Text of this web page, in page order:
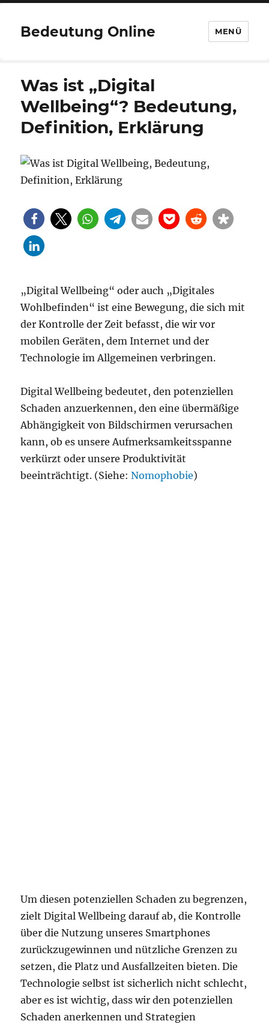
Bedeutung Online MENÜ
Was ist „Digital
Wellbeing“? Bedeutung,
Definition, Erklärung
„Digital Wellbeing“ oder auch „Digitales
Wohlbefinden“ ist eine Bewegung, die sich mit
der Kontrolle der Zeit befasst, die wir vor
mobilen Geräten, dem Internet und der
Technologie im Allgemeinen verbringen.
Digital Wellbeing bedeutet, den potenziellen
Schaden anzuerkennen, den eine übermäßige
Abhängigkeit von Bildschirmen verursachen
kann, ob es unsere Aufmerksamkeitsspanne
verkürzt oder unsere Produktivität
beeinträchtigt. (Siehe:Nomophobie)
Um diesen potenziellen Schaden zu begrenzen,
zielt Digital Wellbeing darauf ab, die Kontrolle
über die Nutzung unseres Smartphones
zurückzugewinnen und nützliche Grenzen zu
setzen, die Platz und Ausfallzeiten bieten. Die
Technologie selbst ist sicherlich nicht schlecht,
aber es ist wichtig, dass wir den potenziellen
Schaden anerkennen und Strategien